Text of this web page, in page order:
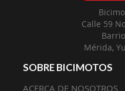
Calle 59
Mérida,
SOBRE BICIMOTOS
ACERCA DE NOSOTROS